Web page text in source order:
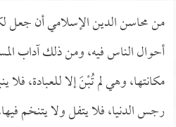
من محاسن الدين الإسلامي أن جعل
أحوال الناس فيه، ومن ذلك آداب
مكانتها، وهي لم تُبْنَ إلا للعبادة،
رجس الدنيا، فلا يتفل ولا يتنخم